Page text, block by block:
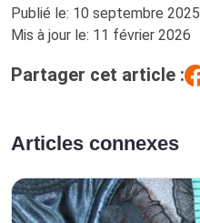
Publié le: 10 septembre 2025
Mis à jour le: 11 février 2026
Partager cet article :
Articles connexes